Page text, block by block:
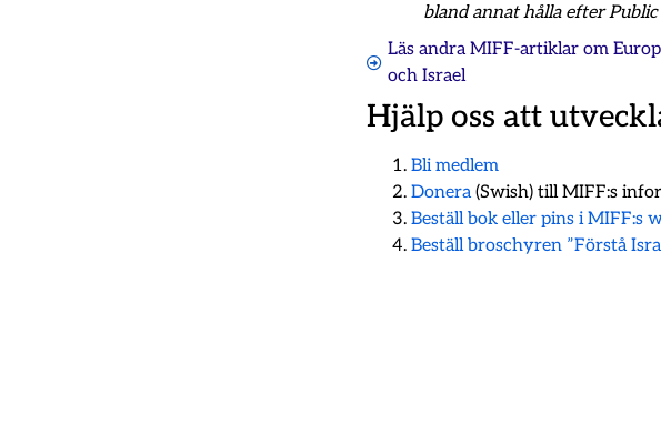
bland annat hålla efter
Läs andra MIFF-artiklar om
och Israel
Hjälp oss att
Bli medlem
Donera (Swish) till MIFF:s
Beställ bok eller pins i MIFF:s
Beställ broschyren ”Förstå